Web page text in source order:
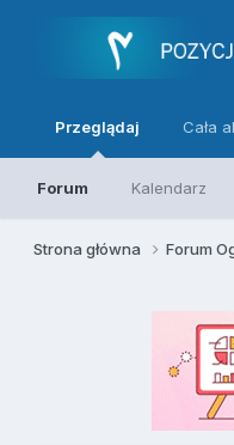
Przeglądaj
Forum Kalendarz
Cała
Strona główna Forum